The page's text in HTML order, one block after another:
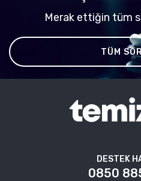
Merak ettiğin tüm
TÜM
DESTEK
0850